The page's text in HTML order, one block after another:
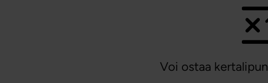
Voi ostaa kertalipun